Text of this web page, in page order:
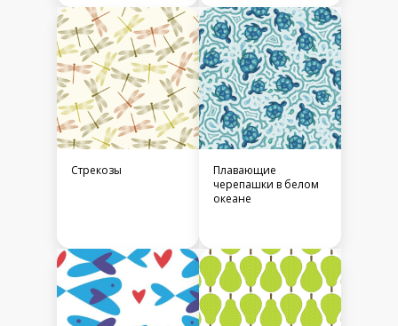
Стрекозы
Плавающие
черепашки в белом
океане